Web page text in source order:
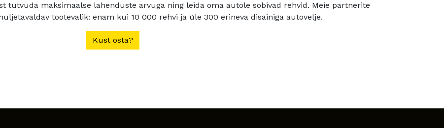
tutvuda maksimaalse lahenduste arvuga ning leida oma autole sobivad rehvid. Meie partnerite
tootevalik: enam kui 10 000 rehvi ja üle 300 erineva disainiga autovelje.
Kust osta?